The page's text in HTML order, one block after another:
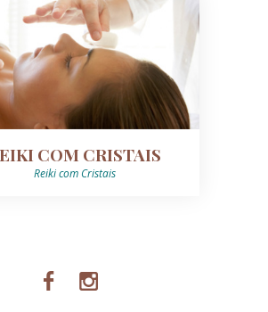
MEMBROS
COM CRISTAIS
Reiki com Cristais